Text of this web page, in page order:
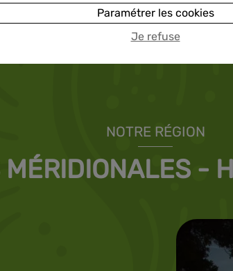
NOTRE RÉGION
MÉRIDIONALES -
Paramétrer les cookies
Je refuse